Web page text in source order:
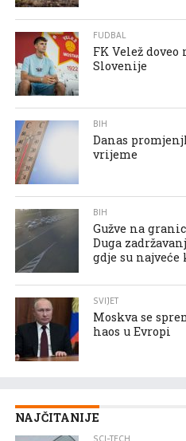
FUDBAL
FK Velež
Slovenije
BIH
Danas
vrijeme
BIH
Gužve na
Duga
gdje su najveće
SVIJET
Moskva se
haos u Evropi
NAJČITANIJE